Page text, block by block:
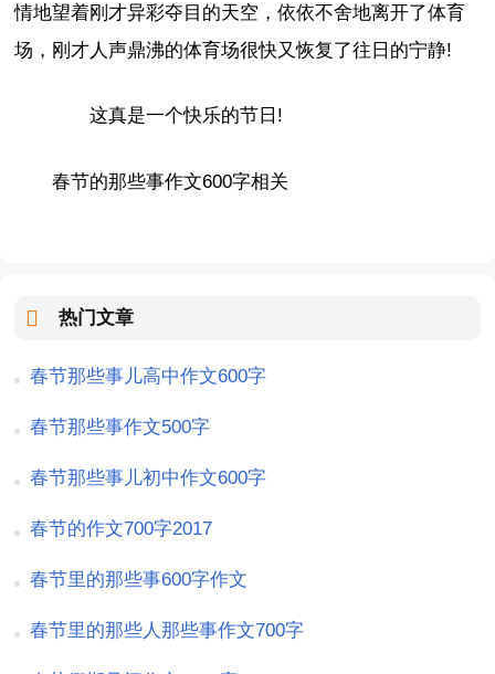
情地望着刚才异彩夺目的天空，依依不舍地离开了体育
场，刚才人声鼎沸的体育场很快又恢复了往日的宁静!
这真是一个快乐的节日!
春节的那些事作文600字相关
热门文章
春节那些事儿高中作文600字
春节那些事作文500字
春节那些事儿初中作文600字
春节的作文700字2017
春节里的那些事600字作文
春节里的那些人那些事作文700字